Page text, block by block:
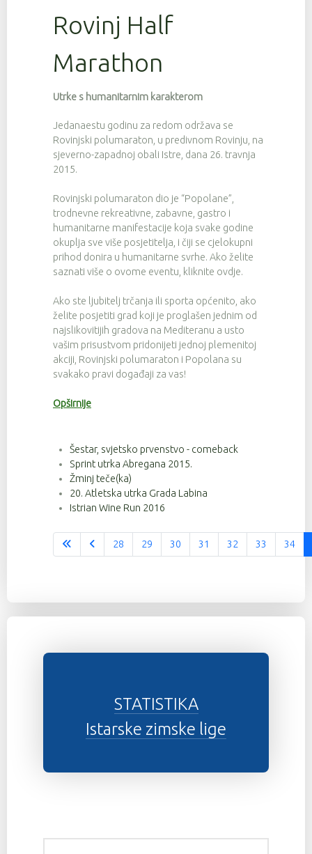
Rovinj Half
Marathon
Utrke s humanitarnim karakterom
Jedanaestu godinu za redom održava se
Rovinjski polumaraton, u predivnom Rovinju, na
sjeverno-zapadnoj obali Istre, dana 26. travnja
2015.
Rovinjski polumaraton dio je “Popolane”,
trodnevne rekreativne, zabavne, gastro i
humanitarne manifestacije koja svake godine
okuplja sve više posjetitelja, i čiji se cjelokupni
prihod donira u humanitarne svrhe. Ako želite
saznati više o ovome eventu, kliknite ovdje.
Ako ste ljubitelj trčanja ili sporta općenito, ako
želite posjetiti grad koji je proglašen jednim od
najslikovitijih gradova na Mediteranu a usto
vašim prisustvom pridonijeti jednoj plemenitoj
akciji, Rovinjski polumaraton i Popolana su
svakako pravi događaji za vas!
Opširnije
Šestar, svjetsko prvenstvo - comeback
Sprint utrka Abregana 2015.
Žminj teče(ka)
20. Atletska utrka Grada Labina
Istrian Wine Run 2016
Stranica 35 od 37
28 29 30 31 32 33 34
STATISTIKA
Istarske zimske lige